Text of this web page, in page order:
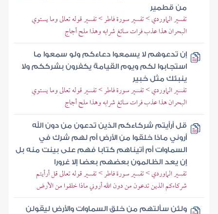
من قطمير
تفسير الماوردي > تفسير سورة فاطر > تفسير قوله تعالى وما يستوي
البحران هذا عذب فرات سائغ شرابه وهذا ملح أجاج
إن تدعوهم لا يسمعوا دعاءكم ولو سمعوا ما
استجابوا لكم ويوم القيامة يكفرون بشرككم ولا
ينبئك مثل خبير
تفسير الماوردي > تفسير سورة فاطر > تفسير قوله تعالى وما يستوي
البحران هذا عذب فرات سائغ شرابه وهذا ملح أجاج
قل أرأيتم شركاءكم الذين تدعون من دون الله
أروني ماذا خلقوا من الأرض أم لهم شرك في
السماوات أم آتيناهم كتابا فهم على بينت منه بل
إن يعد الظالمون بعضهم بعضا إلا غرورا
تفسير الماوردي > تفسير سورة فاطر > تفسير قوله تعالى قل أرأيتم
شركاءكم الذين تدعون من دون الله أروني ماذا خلقوا من الأرض
ولئن سألتهم من خلق السماوات والأرض ليقولن